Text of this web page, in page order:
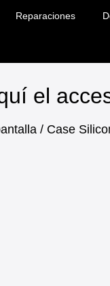
Reparaciones
el
/ Case